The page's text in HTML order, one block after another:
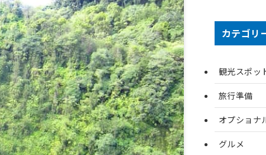
カテゴリ
観光スポッ
旅行準備
オプショナ
グルメ